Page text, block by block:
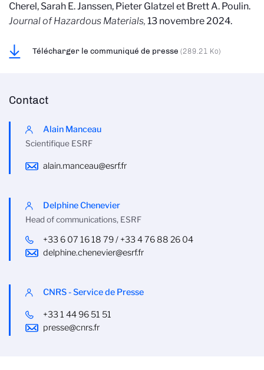
Cherel, Sarah E.Janssen, Pieter Glatzel et Brett A. Poulin.
Journal of Hazardous Materials, 13 novembre 2024.
Télécharger le communiqué de presse (289.21 Ko)
Contact
Alain Manceau
Scientifique ESRF
alain.manceau@esrf.fr
Delphine Chenevier
Head of communications, ESRF
+33 6 07 16 18 79 / +33 4 76 88 26 04
delphine.chenevier@esrf.fr
CNRS - Service de Presse
+33 1 44 96 51 51
presse@cnrs.fr